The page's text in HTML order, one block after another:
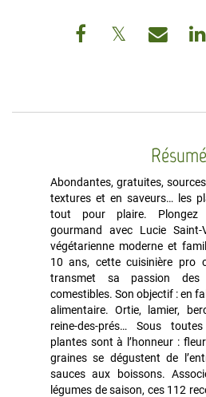
Résumé
Abondantes, gratuites,
textures et en saveurs… les
tout pour plaire.
gourmand avec Lucie
végétarienne moderne et
10 ans, cette cuisinière pro
transmet sa passion des
comestibles. Son objectif : en
alimentaire. Ortie, lamier,
reine-des-prés… Sous
plantes sont à l’honneur :
graines se dégustent de
sauces aux boissons.
légumes de saison, ces 112